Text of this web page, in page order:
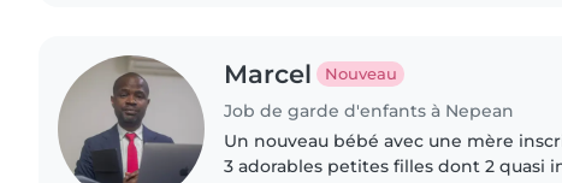
Marcel Nouveau
Job de garde d'enfants à Nepean
Un nouveau bébé avec une mère
3 adorables petites filles dont 2 quasi